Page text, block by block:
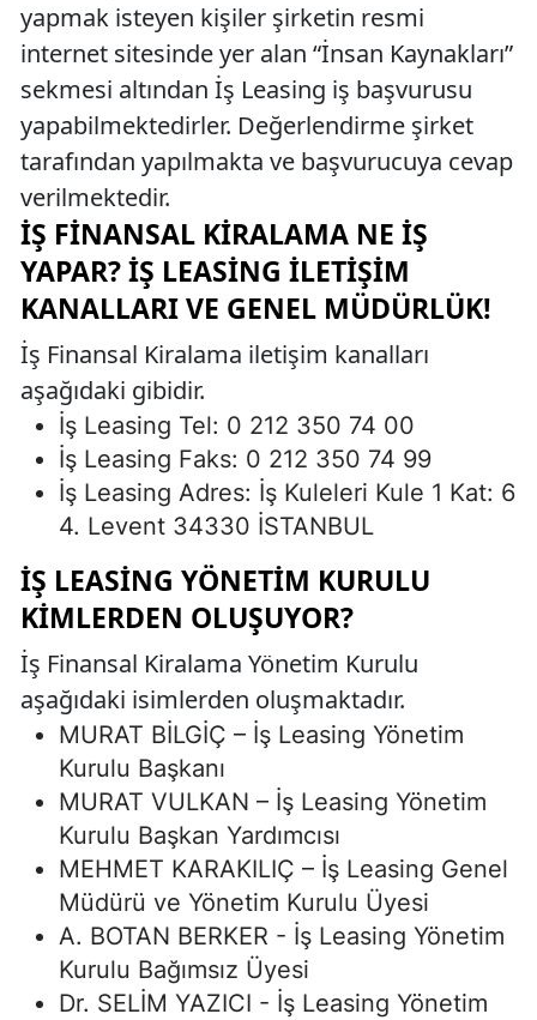
yapmak isteyen kişiler şirketin resmi
internet sitesinde yer alan “İnsan Kaynakları”
sekmesi altından İş Leasing iş başvurusu
yapabilmektedirler. Değerlendirme şirket
tarafından yapılmakta ve başvurucuya cevap
verilmektedir.
İŞ FINANSAL KIRALAMA NE İŞ
YAPAR? İŞ LEASING İLETIŞIM
KANALLARI VE GENEL MÜDÜRLÜK!
İş Finansal Kiralama iletişim kanalları
aşağıdaki gibidir.
İş Leasing Tel: 0 212 350 74 00
İş Leasing Faks: 0 212 350 74 99
İş Leasing Adres: İş Kuleleri Kule 1 Kat: 6
4. Levent 34330 İSTANBUL
İŞ LEASING YÖNETIM KURULU
KIMLERDEN OLUŞUYOR?
İş Finansal Kiralama Yönetim Kurulu
aşağıdaki isimlerden oluşmaktadır.
MURAT BİLGİÇ – İş Leasing Yönetim
Kurulu Başkanı
MURAT VULKAN – İş Leasing Yönetim
Kurulu Başkan Yardımcısı
MEHMET KARAKILIÇ – İş Leasing Genel
Müdürü ve Yönetim Kurulu Üyesi
A. BOTAN BERKER - İş Leasing Yönetim
Kurulu Bağımsız Üyesi
Dr. SELİM YAZICI - İş Leasing Yönetim